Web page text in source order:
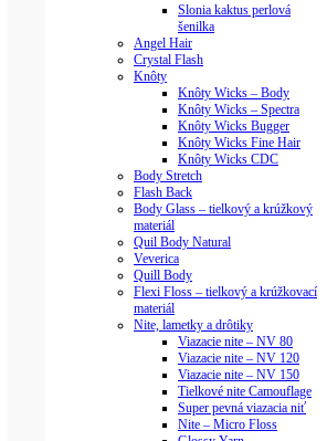
Slonia kaktus perlová
šenilka
Angel Hair
Crystal Flash
Knôty
Knôty Wicks – Body
Knôty Wicks – Spectra
Knôty Wicks Bugger
Knôty Wicks Fine Hair
Knôty Wicks CDC
Body Stretch
Flash Back
Body Glass – tielkový a krúžkový
materiál
Quil Body Natural
Veverica
Quill Body
Flexi Floss – tielkový a krúžkovací
materiál
Nite, lametky a drôtiky
Viazacie nite – NV 80
Viazacie nite – NV 120
Viazacie nite – NV 150
Tielkové nite Camouflage
Super pevná viazacia niť
Nite – Micro Floss